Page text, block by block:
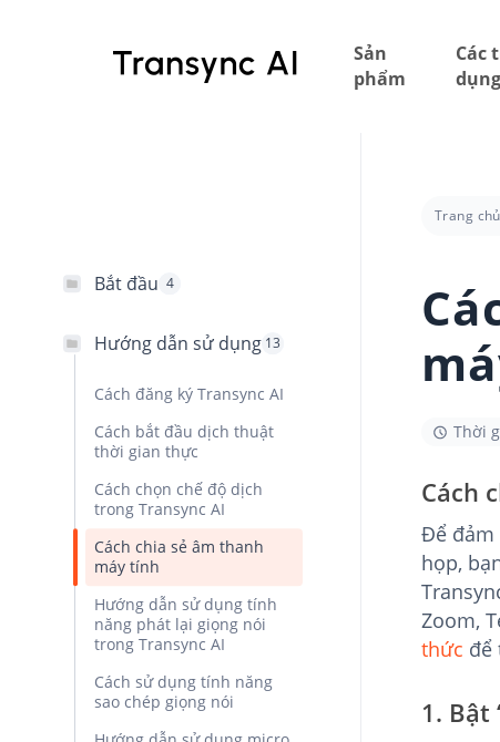
Sản
phẩm
Các
dụng
Bắt đầu 4
Hướng dẫn sử dụng 13
Cách đăng ký Transync AI
Cách bắt đầu dịch thuật
thời gian thực
Cách chọn chế độ dịch
trong Transync AI
Cách chia sẻ âm thanh
máy tính
Hướng dẫn sử dụng tính
năng phát lại giọng nói
trong Transync AI
Cách sử dụng tính năng
sao chép giọng nói
Trang chủ
Thời
Cách
Để đảm
họp,
Zoom,
thức để
1. Bật